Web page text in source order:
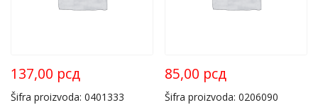
137,00 рсд
Šifra proizvoda: 0401333
85,00 рсд
Šifra proizvoda: 0206090